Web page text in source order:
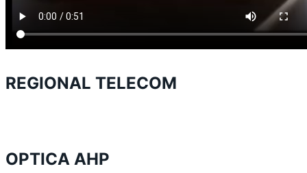
REGIONAL TELECOM
OPTICA AHP